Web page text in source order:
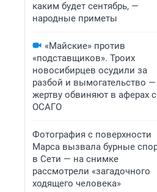
каким будет сентябрь, —
народные приметы
«Майские» против
«подставщиков». Троих
новосибирцев осудили за
разбой и вымогательство —
жертву обвиняют в аферах с
ОСАГО
Фотография с поверхности
Марса вызвала бурные
в Сети — на снимке
рассмотрели «загадочного
ходящего человека»